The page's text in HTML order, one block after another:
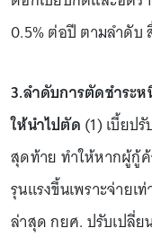
0.5% ต่อปี ตามลำดับ
3.ลำดับการตัดชำระ
ให้นำไปตัด (1) เบี้ยป
สุดท้าย ทำให้หากผู้กู้
รุนแรงขึ้นเพราะจ่ายเ
ล่าสุด กยศ. ปรับเปลี่ย